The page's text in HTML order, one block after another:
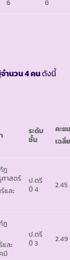
6 8
ำนวน4 คนดังนี้
ระดับ
ชั้น
คะแ
เฉลี่
ฏ
าสตร์
และ
ป.ตรี
ปี 4
2.45
ฏ
ละ
มี
ป.ตรี
ปี 3
2.49